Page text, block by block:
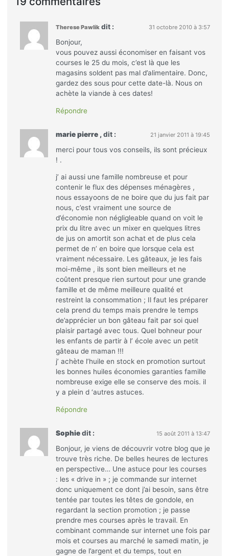
Therese Pawlik dit : 31 octobre 2010 à 3:57
Bonjour,
vous pouvez aussi économiser en faisant vos
courses le 25 du mois, c’est là que les
magasins soldent pas mal d’alimentaire. Donc,
gardez des sous pour cette date-là. Nous on
achète la viande à ces dates!
Répondre
marie pierre , dit : 21 janvier 2011 à 19:45
merci pour tous vos conseils, ils sont précieux
! .
j’ ai aussi une famille nombreuse et pour
contenir le flux des dépenses ménagères ,
nous essayoons de ne boire que du jus fait par
nous, c’est vraiment une source de
d’économie non négligleable quand on voit le
prix du litre avec un mixer en quelques litres
de jus on amortit son achat et de plus cela
permet de n’ en boire que lorsque cela est
vraiment nécessaire. Les gâteaux, je les fais
moi-même , ils sont bien meilleurs et ne
coûtent presque rien surtout pour une grande
famille et de même meilleure qualité et
restreint la consommation ; Il faut les préparer
cela prend du temps mais prendre le temps
de’apprécier un bon gâteau fait par soi quel
plaisir partagé avec tous. Quel bohneur pour
les enfants de partir à l’ école avec un petit
gâteau de maman !!!
j’ achète l’huile en stock en promotion surtout
les bonnes huiles économies garanties famille
nombreuse exige elle se conserve des mois. il
y a plein d ‘autres astuces.
Répondre
Sophie dit : 15 août 2011 à 13:47
Bonjour, je viens de découvrir votre blog que je
trouve très riche. De belles heures de lectures
en perspective… Une astuce pour les courses
: les « drive in » ; je commande sur internet
donc uniquement ce dont j’ai besoin, sans être
tentée par toutes les têtes de gondole, en
regardant la section promotion ; je passe
prendre mes courses après le travail. En
combinant commande sur internet une fois par
mois et courses au marché le samedi matin, je
gagne de l’argent et du temps, tout en